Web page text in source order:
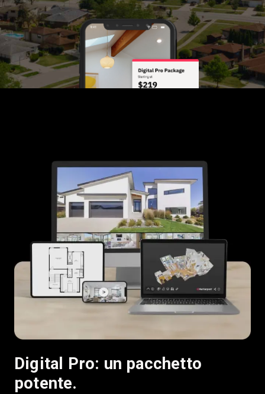
Digital Pro: un pacchetto
potente.